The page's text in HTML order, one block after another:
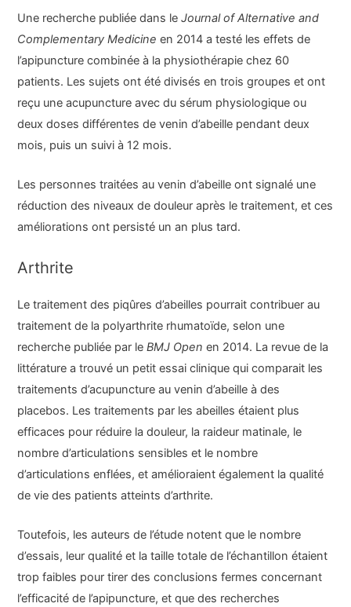
Une recherche publiée dans leJournal of Alternative and
Complementary Medicine en 2014 a testé les effets de
l’apipuncture combinée à la physiothérapie chez 60
patients. Les sujets ont été divisés en trois groupes et ont
reçu une acupuncture avec du sérum physiologique ou
deux doses différentes de venin d’abeille pendant deux
mois, puis un suivi à 12 mois.
Les personnes traitées au venin d’abeille ont signalé une
réduction des niveaux de douleur après le traitement, et ces
améliorations ont persisté un an plus tard.
Arthrite
Le traitement des piqûres d’abeilles pourrait contribuer au
traitement de la polyarthrite rhumatoïde, selon une
recherche publiée par leBMJ Open en 2014. La revue de la
littérature a trouvé un petit essai clinique qui comparait les
traitements d’acupuncture au venin d’abeille à des
placebos. Les traitements par les abeilles étaient plus
efficaces pour réduire la douleur, la raideur matinale, le
nombre d’articulations sensibles et le nombre
d’articulations enflées, et amélioraient également la qualité
de vie des patients atteints d’arthrite.
Toutefois, les auteurs de l’étude notent que le nombre
d’essais, leur qualité et la taille totale de l’échantillon étaient
trop faibles pour tirer des conclusions fermes concernant
l’efficacité de l’apipuncture, et que des recherches